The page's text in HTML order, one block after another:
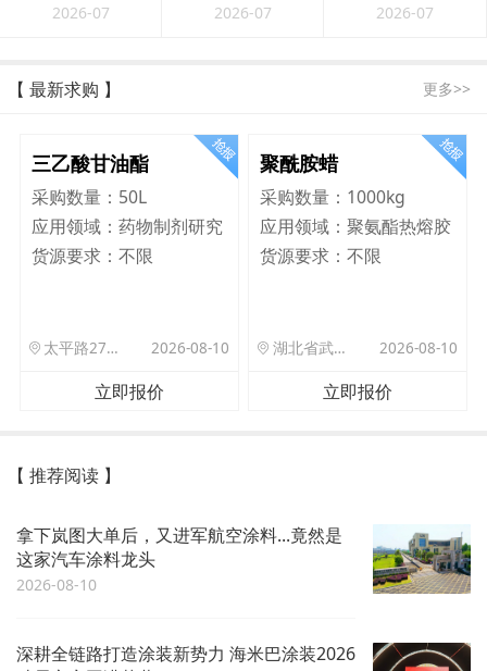
2026-07 2026-07 2026-07
【 最新求购 】 更多>>
三乙酸甘油酯
采购数量： 50L
应用领域： 药物制剂研究
货源要求： 不限
太平路27号院北门驿站 2026-08-10
立即报价
聚酰胺蜡
采购数量： 1000kg
应用领域：聚氨酯热熔胶
货源要求：不限
湖北省武汉市洪山区珞狮路122号武汉理工大孵化楼B座1701室 2026-08-10
立即报价
【 推荐阅读 】
拿下岚图大单后，又进军航空涂料...竟然是
这家汽车涂料龙头
2026-08-10
深耕全链路打造涂装新势力 海米巴涂装2026